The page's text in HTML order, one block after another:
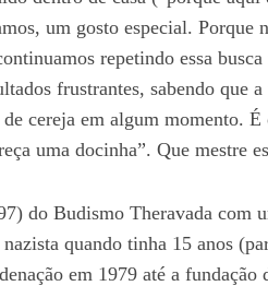
um gosto especial. Porque
repetindo essa
frustrantes, sabendo que
cereja em algum momento.
uma docinha”. Que mestre
do Budismo Theravada com
quando tinha 15 anos
em 1979 até a fundação